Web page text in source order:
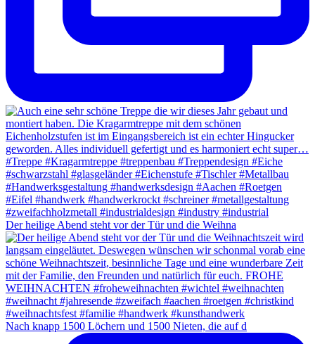
Der heilige Abend steht vor der Tür und die Weihna
Nach knapp 1500 Löchern und 1500 Nieten, die auf d